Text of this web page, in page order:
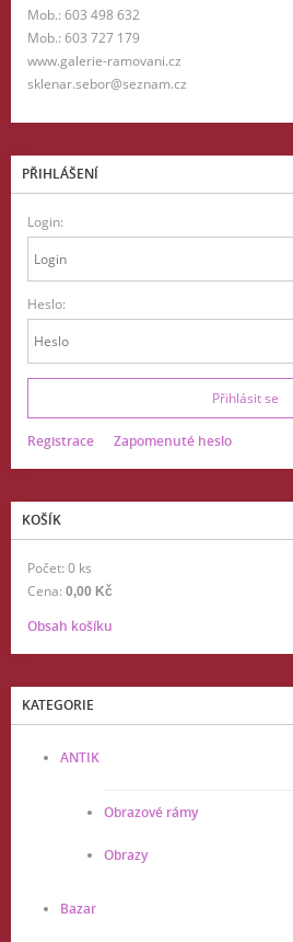
Mob.: 603 498 632
Mob.: 603 727 179
www.galerie-ramovani.cz
sklenar.sebor@seznam.cz
PŘIHLÁŠENÍ
Login:
Heslo:
Registrace Zapomenuté heslo
KOŠÍK
Počet: 0 ks
Cena: 0,00 Kč
Obsah košíku
KATEGORIE
ANTIK
Obrazové rámy
Obrazy
Bazar